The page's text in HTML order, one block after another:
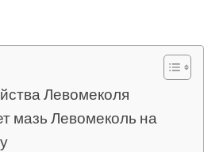
Левомеколя
мазь Левомеколь на